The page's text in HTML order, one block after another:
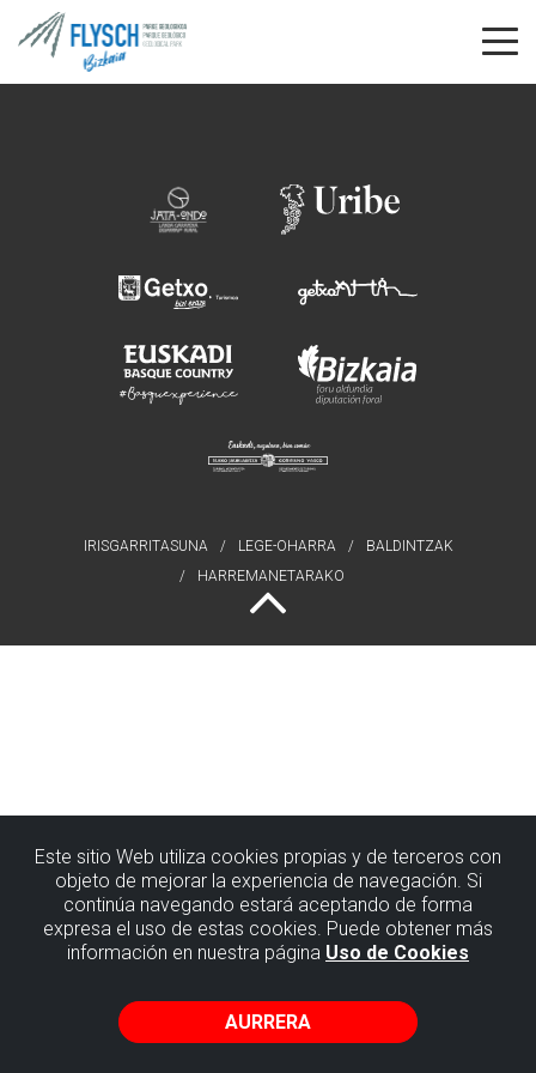
Este sitio Web utiliza cookies propias y de terceros con
objeto de mejorar la experiencia de navegación. Si
continúa navegando estará aceptando de forma
expresa el uso de estas cookies. Puede obtener más
información en nuestra página Uso de Cookies
AURRERA
IRISGARRITASUNA LEGE-OHARRA
BALDINTZAK
HARREMANETARAKO